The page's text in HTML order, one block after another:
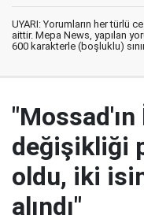
UYARI: Yorumların her türlü
aittir. Mepa News, yapılan
600 karakterle (boşluklu)
değişikliği
oldu, iki
alındı"